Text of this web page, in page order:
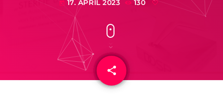
today 17. APRIL 2023 130
share
email